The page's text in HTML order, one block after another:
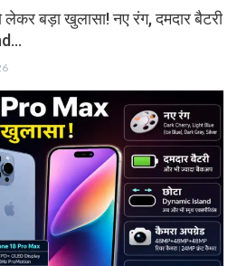
बड़ा खुलासा! नए रंग, दमदार बैटरी